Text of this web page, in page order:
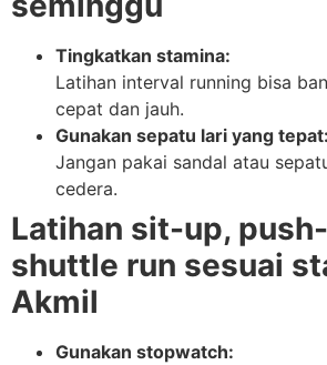
Tingkatkan stamina:
Latihan interval running bisa
cepat dan jauh.
Gunakan sepatu lari yang tepat:
Jangan pakai sandal atau
cedera.
Latihan sit-up,
shuttle run sesuai
Akmil
Gunakan stopwatch: